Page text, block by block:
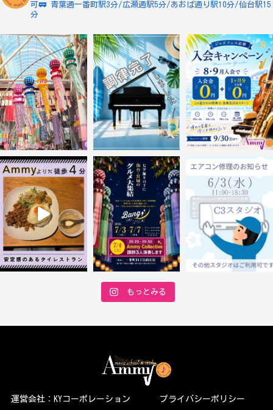
可🚃 青葉通一番町駅3分/広瀬通駅5分/あおば通り駅10分/仙台駅15
分
もっとみる
運営会社：KYコーポレーション プライバシーポリシー